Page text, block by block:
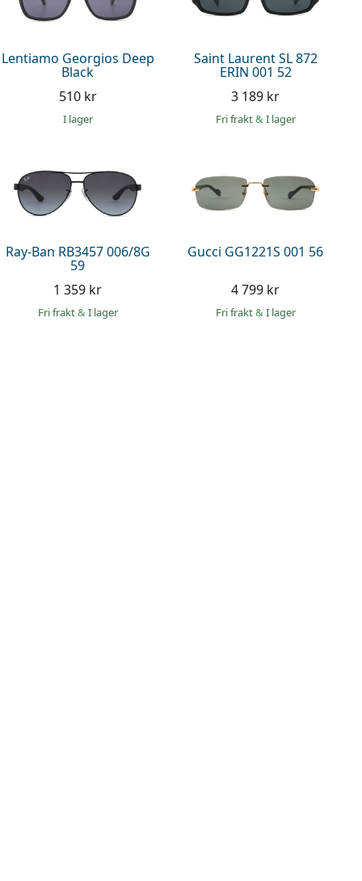
Lentiamo Georgios Deep
Black
510 kr
I lager
Saint Laurent SL 872
ERIN 001 52
3 189 kr
Fri frakt& I lager
Ray-Ban RB3457 006/8G
59
1 359 kr
Fri frakt& I lager
Gucci GG1221S 001 56
4 799 kr
Fri frakt& I lager